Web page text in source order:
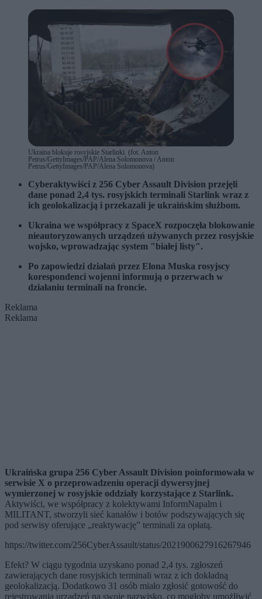
Ukraina blokuje rosyjskie Starlinki. (fot. Anton
Petrus/GettyImages/PAP/Alena Solomonova / Anton
Petrus/GettyImages/PAP/Alena Solomonova)
Cyberaktywiści z 256 Cyber Assault Division przejęli
dane ponad 2,4 tys. rosyjskich terminali Starlink wraz z
ich geolokalizacją i przekazali je ukraińskim służbom.
Ukraina we współpracy z SpaceX rozpoczęła blokowanie
nieautoryzowanych urządzeń używanych przez rosyjskie
wojsko, wprowadzając system "białej listy".
Po zapowiedzi działań przez Elona Muska rosyjscy
korespondenci wojenni informują o przerwach w
działaniu terminali na froncie.
Reklama
Reklama
Ukraińska grupa 256 Cyber Assault Division poinformowała w
serwisie X o przeprowadzeniu operacji dywersyjnej
wymierzonej w rosyjskie oddziały korzystające z Starlink.
Aktywiści, we współpracy z kolektywami InformNapalm i
MILITANT, stworzyli sieć kanałów i botów podszywających się
pod serwisy oferujące „reaktywację” terminali za opłatą.
https://twitter.com/256CyberAssault/status/2021900627916267946
Efekt? W ciągu tygodnia uzyskano ponad 2,4 tys. zgłoszeń
zawierających dane rosyjskich terminali wraz z ich dokładną
geolokalizacją. Dodatkowo 31 osób miało zgłosić gotowość do
rejestrowania urządzeń na swoje nazwisko, co mogłoby umożliwić